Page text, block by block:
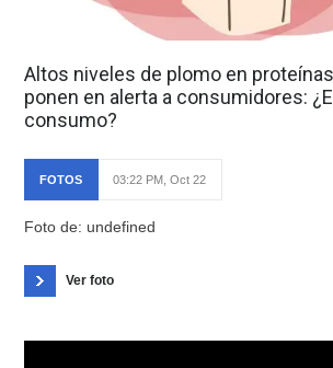
Altos niveles de plomo en
ponen en alerta a consumidores:
consumo?
FOTOS 03:22 PM, Oct 22
Foto de: undefined
Ver foto